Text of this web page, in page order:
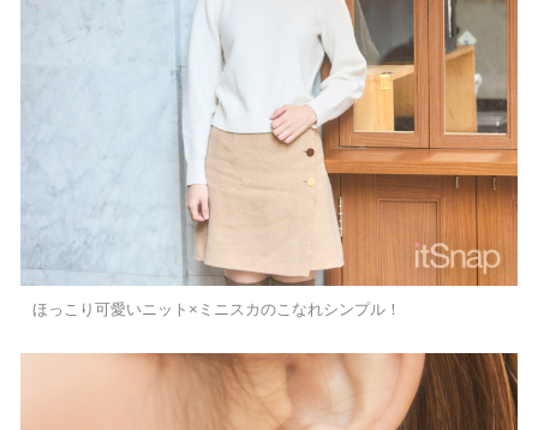
ほっこり可愛いニット×ミニスカのこなれシンプル！